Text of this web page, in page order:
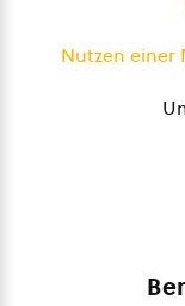
Nutzen einer